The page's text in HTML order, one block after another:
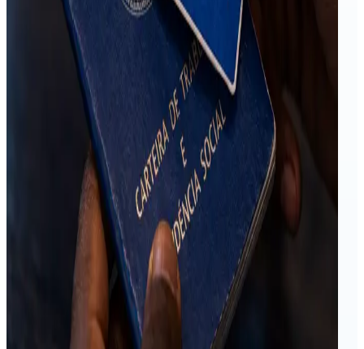
para verificar o motivo da não liberação ou
eventual divergência do benefício;
Caso a inconsistência persista após o
atendimento telefônico , o trabalhador deverá
formalizar recurso por meio do formulário
eletrônico “Abono Salarial/RAPIS”, disponível no
portal Gov.br, ou pelo aplicativo Carteira de
Trabalho Digital.
Estamos permanentemente à disposição de todos,
para prestar os esclarecimentos que se fizerem
necessários.
Caso precise de ajuda ou tenha alguma dúvida, não
hesite em nos contatar, nosso setor de
Departamento Pessoal, está disponível para